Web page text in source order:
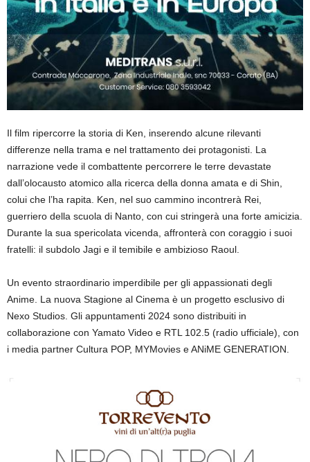
Il film ripercorre la storia di Ken
inserendo alcune rilevanti
differenze nella trama e nel trattamento dei protagonisti. La
narrazione vede il combattente percorrere le terre devastate
dall’olocausto atomico alla ricerca della donna amata e di Shin
colui che l’ha rapita. Ken , nel suo cammino incontrerà Rei,
guerriero della scuola di Nanto, con cui stringerà una forte amicizia.
Durante la sua spericolata vicenda, affronterà con coraggio i suoi
fratelli: il subdolo Jagi e il temibile e ambizioso Raoul.
Un evento straordinario imperdibile per gli appassionati degli
Anime. La nuova Stagione al Cinema è un progetto esclusivo di
Nexo Studios . Gli appuntamenti 2024 sono distribuiti in
collaborazione con Yamato Video e RTL 102.5 (radio ufficiale), con
i media partner Cultura POP, MYMovies eANiME GENERATION.